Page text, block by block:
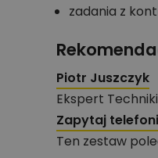
zadania z
Piotr Juszczyk
Ekspert
Zapytaj
Ten zestaw